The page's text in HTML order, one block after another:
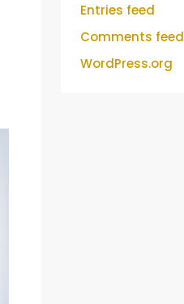
Entries feed
Comments feed
WordPress.org